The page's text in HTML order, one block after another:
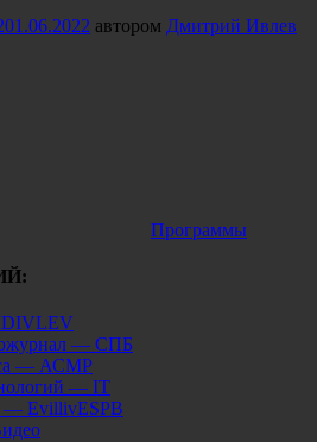
01.06.2022 автором Дмитрий Ивлев
Программы
— СПБ
— АСМР
— IT
— EvillivESPB